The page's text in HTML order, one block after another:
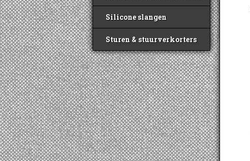
Silicone slangen
Sturen & stuurverkorters